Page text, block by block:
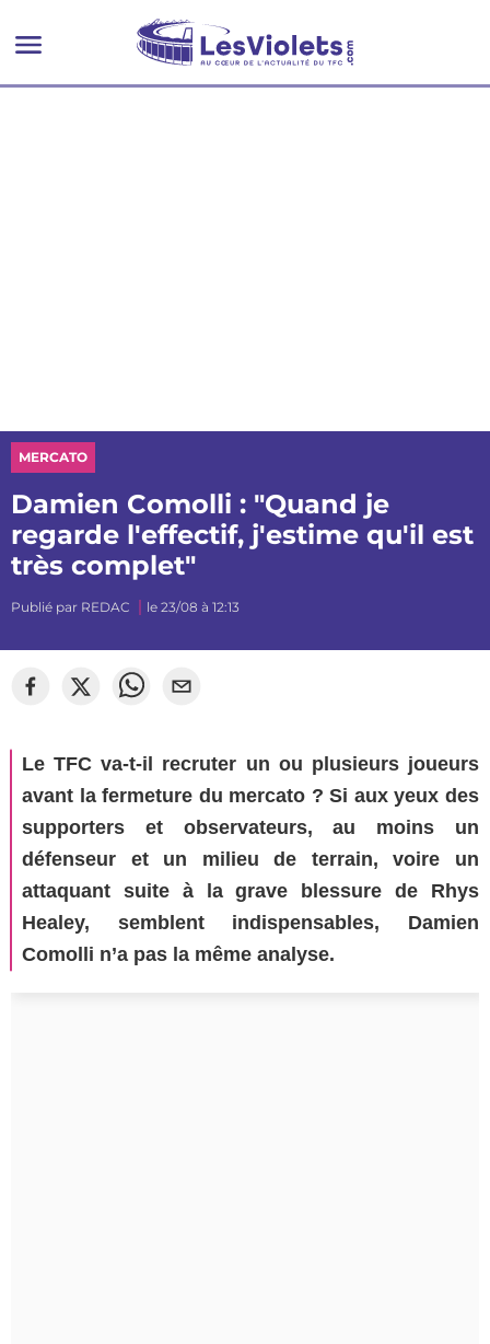
MERCATO
Damien Comolli : "Quand je
regarde l'effectif, j'estime qu'il est
très complet"
Publié par REDAC le 23/08 à 12:13
Le TFC va-t-il recruter un ou plusieurs joueurs
avant la fermeture du mercato ? Si aux yeux des
supporters et observateurs, au moins un
défenseur et un milieu de terrain, voire un
attaquant suite à la grave blessure de Rhys
Healey, semblent indispensables, Damien
Comolli n’a pas la même analyse.